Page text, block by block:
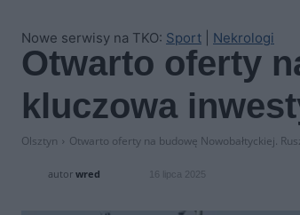
Nowe serwisy na TKO: Sport Nekrologi
Otwarto oferty
kluczowa
Olsztyn Otwarto oferty na budowę Nowobałtyckiej.
autor wred 16 lipca 2025